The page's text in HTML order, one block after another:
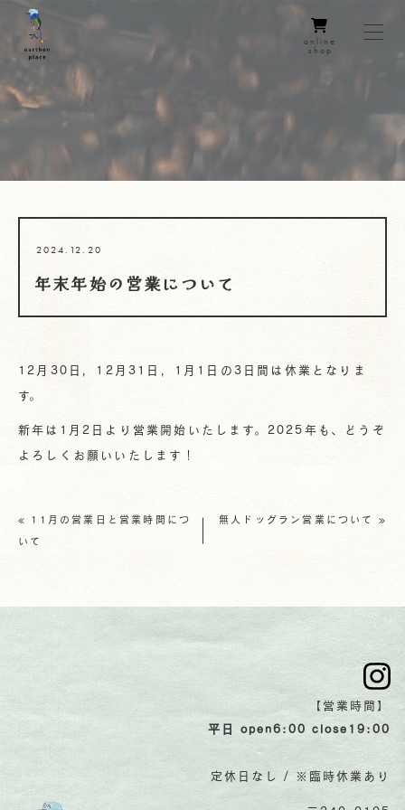
online
shop
2024.12.20
年末年始の営業について
12月30日，12月31日，1月1日の3日間は休業となりま
す。
新年は1月2日より営業開始いたします。2025年も、どうぞ
よろしくお願いいたします！
« 11月の営業日と営業時間につ
いて
無人ドッグラン営業について »
【営業時間】
平日 open6:00 close19:00
定休日なし / ※臨時休業あり